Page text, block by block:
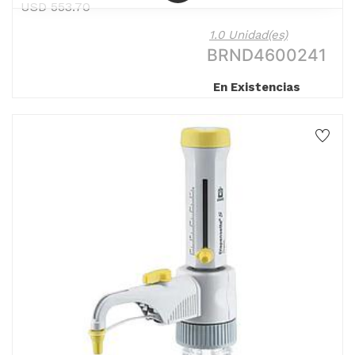
USD 553.70
1.0 Unidad(es)
BRND4600241
En Existencias